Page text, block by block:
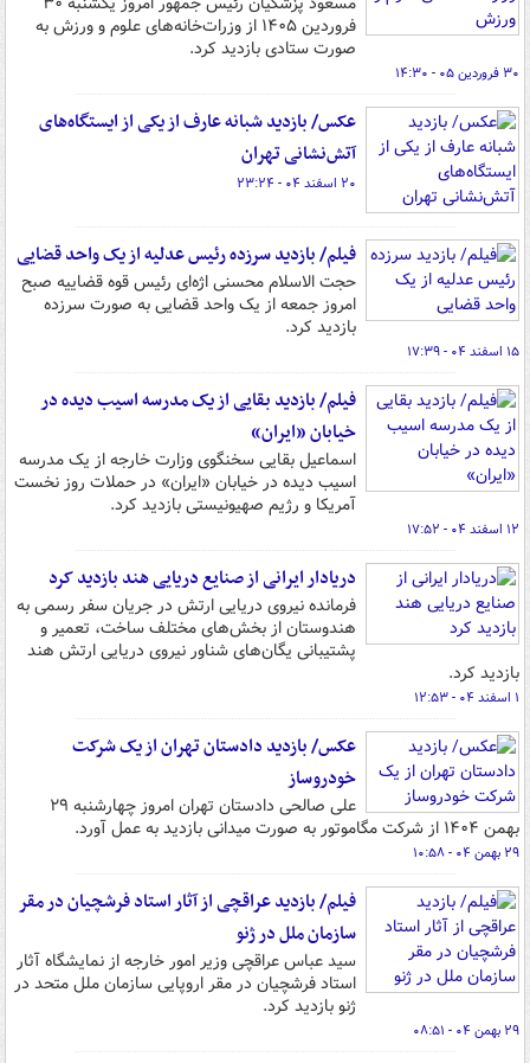
فروردین ۱۴۰۵ از وزرات‌خانه‌های علوم و ورزش به
صورت ستادی بازدید کرد.
۳۰ فروردین ۰۵ - ۱۴:۳۰
عکس/ بازدید شبانه عارف از یکی از ایستگاه‌های
آتش‌نشانی تهران
۲۰ اسفند ۰۴ - ۲۳:۲۴
فیلم/ بازدید سرزده رئیس عدلیه از یک واحد قضایی
حجت الاسلام محسنی اژه‌ای رئیس قوه قضاییه صبح
امروز جمعه از یک واحد قضایی به صورت سرزده
بازدید کرد.
۱۵ اسفند ۰۴ - ۱۷:۳۹
فیلم/ بازدید بقایی از یک مدرسه اسیب دیده در
خیابان «ایران»
اسماعیل بقایی سخنگوی وزارت خارجه از یک مدرسه
اسیب دیده در خیابان «ایران» در حملات روز نخست
آمریکا و رژیم صهیونیستی بازدید کرد.
۱۲ اسفند ۰۴ - ۱۷:۵۲
دریادار ایرانی از صنایع دریایی هند بازدید کرد
فرمانده نیروی دریایی ارتش در جریان سفر رسمی به
هندوستان از بخش‌های مختلف ساخت، تعمیر و
پشتیبانی یگان‌های شناور نیروی دریایی ارتش هند
بازدید کرد.
۱ اسفند ۰۴ - ۱۲:۵۳
عکس/ بازدید دادستان تهران از یک شرکت
خودروساز
علی صالحی دادستان تهران امروز چهارشنبه ۲۹
بهمن ۱۴۰۴ از شرکت مگاموتور به صورت میدانی بازدید به عمل آورد.
۲۹ بهمن ۰۴ - ۱۰:۵۸
فیلم/ بازدید عراقچی از آثار استاد فرشچیان در مقر
سازمان ملل در ژنو
سید عباس عراقچی وزیر امور خارجه از نمایشگاه آثار
استاد فرشچیان در مقر اروپایی سازمان ملل متحد در
ژنو بازدید کرد.
۲۹ بهمن ۰۴ - ۰۸:۵۱